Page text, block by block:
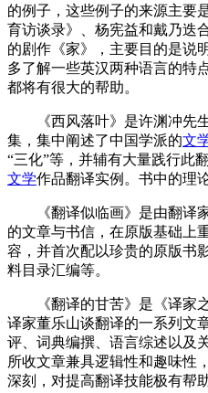
的例子，这些例子的来源主要
育访谈录》、杨宪益和戴乃迭
的剧作《家》，主要目的是说
多了解一些英汉两种语言的特
都将有很大的帮助。
《西风落叶》是许渊冲先
集，集中阐述了中国学派的文
“三化”等，并辅有大量践行此
文学作品翻译实例。书中的理
《翻译似临画》是由翻译
的文章与书信，在原版基础上
容，并首次配以珍贵的原版书
料目录汇编等。
《翻译的甘苦》是《译家
译家董乐山谈翻译的一系列文
评、词典编撰、语言综述以及
所收文章兼具逻辑性和趣味性
深刻，对提高翻译技能极有帮助